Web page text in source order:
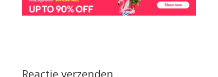
Reactie verzenden